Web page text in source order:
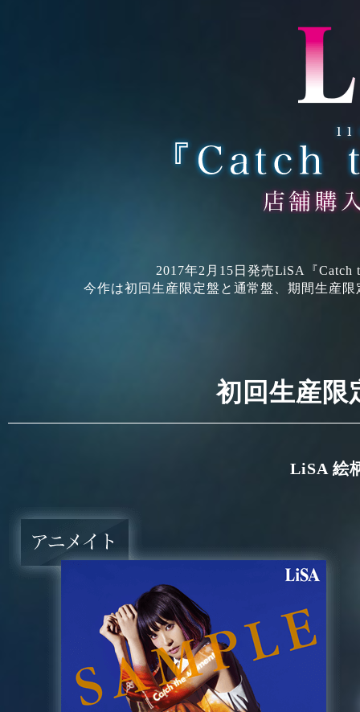
2017年2月15日発売LiSA『Catch
今作は初回生産限定盤と通常盤、期間生産
初回生産限
LiSA 絵